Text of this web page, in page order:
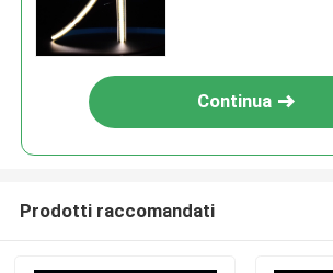
Continua
Prodotti raccomandati